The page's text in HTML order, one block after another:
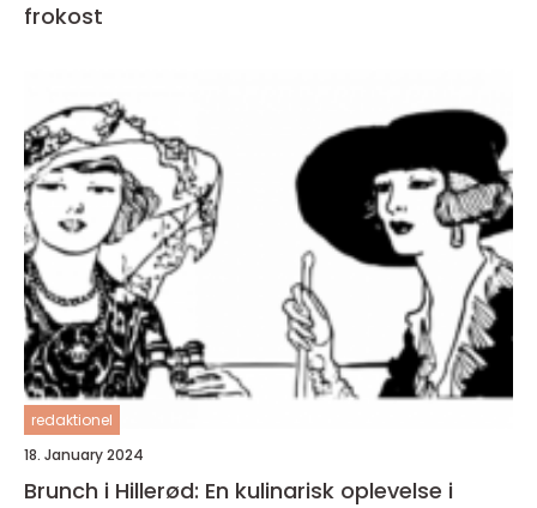
frokost
redaktionel
18. January 2024
Brunch i Hillerød: En kulinarisk oplevelse i